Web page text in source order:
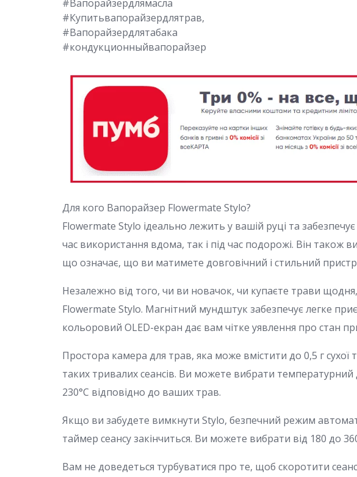
#Вапорайзердлямасла
#Купитьвапорайзердлятрав,
#Вапорайзердлятабака
#кондукционныйвапорайзер
Для кого Вапорайзер Flowermate Stylo?
Flowermate Stylo ідеально лежить у вашій руці та
час використання вдома, так і під час подорожі. Він також
що означає, що ви матимете довговічний і стильний
Незалежно від того, чи ви новачок, чи купаєте трави
Flowermate Stylo. Магнітний мундштук забезпечує легке
кольоровий OLED-екран дає вам чітке уявлення про стан
Простора камера для трав, яка може вмістити до 0,5 г сухої
таких тривалих сеансів. Ви можете вибрати
230°C відповідно до ваших трав.
Якщо ви забудете вимкнути Stylo, безпечний режим
таймер сеансу закінчиться. Ви можете вибрати від 180 до
Вам не доведеться турбуватися про те, щоб скоротити